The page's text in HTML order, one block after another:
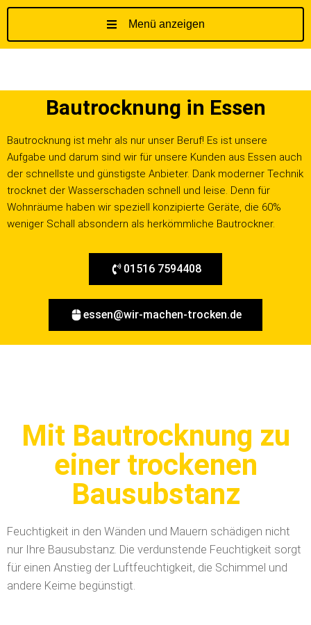
a
l
t
s
p
r
Menü anzeigen
Bautrocknung in Essen
Bautrocknung ist mehr als nur unser Beruf! Es ist unsere
Aufgabe und darum sind wir für unsere Kunden aus Essen auch
der schnellste und günstigste Anbieter. Dank moderner Technik
trocknet der Wasserschaden schnell und leise. Denn für
Wohnräume haben wir speziell konzipierte Geräte, die 60%
weniger Schall absondern als herkömmliche Bautrockner.
01516 7594408
essen@wir-machen-trocken.de
Mit Bautrocknung zu
einer trockenen
Bausubstanz
Feuchtigkeit in den Wänden und Mauern schädigen nicht
nur Ihre Bausubstanz. Die verdunstende Feuchtigkeit sorgt
für einen Anstieg der Luftfeuchtigkeit, die Schimmel und
andere Keime begünstigt.